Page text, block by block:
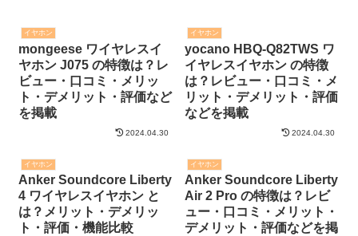
イヤホン
mongeese ワイヤレスイ
ヤホン J075 の特徴は？レ
ビュー・口コミ・メリッ
ト・デメリット・評価など
を掲載
2024.04.30
イヤホン
yocano HBQ-Q82TWS ワ
イヤレスイヤホン の特徴
は？レビュー・口コミ・メ
リット・デメリット・評価
などを掲載
2024.04.30
イヤホン
Anker Soundcore Liberty
4 ワイヤレスイヤホン と
は？メリット・デメリッ
ト・評価・機能比較
イヤホン
Anker Soundcore Liberty
Air 2 Pro の特徴は？レビ
ュー・口コミ・メリット・
デメリット・評価などを掲